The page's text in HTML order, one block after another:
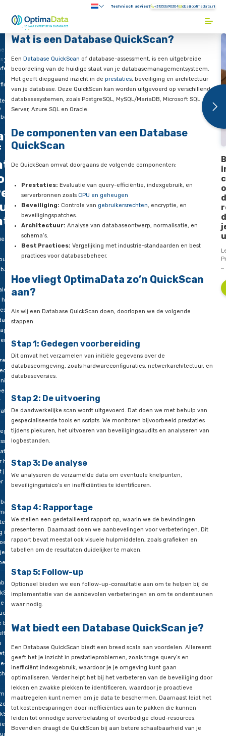
Terug naar de startpagina
Submenu:Technisch advies? +31353690304
het
hoe
dat
is en
EenDatabase QuickScanof database-assessment, is een
beoordeling van de huidige staat van je
Het geeft diepgaand inzicht in deprestaties, beveiliging en
van je database. Deze QuickScan kan worden uitgevoerd op
databasesystemen, zoals PostgreSQL, MySQL/MariaDB,
Server, Azure SQL en Oracle.
De componenten van een
QuickScan
De QuickScan omvat doorgaans de volgende componenten:
Evaluatie van query-efficiëntie,
serverbronnen zoalsCPU en geheugen
Beveiliging:Controle van
, encryptie,
Architectuur:Analyse van databaseontwerp,
schema’s.
practices voor databasebeheer.
Hoe vliegt OptimaData zo’n
aan?
stappen:
Stap 1: Gedegen voorbereiding
Dit omvat het verzamelen van initiële gegevens over de
databaseversies.
De daadwerkelijke scan wordt uitgevoerd. Dat doen we met
gespecialiseerde tools en scripts. We monitoren bijvoorbeeld
tijdens piekuren, het uitvoeren van beveiligingsaudits en
logbestanden.
Stap 3: De analyse
We analyseren de verzamelde data om eventuele
beveiligingsrisico’s en inefficiënties te identificeren.
Stap 4: Rapportage
We stellen een gedetailleerd rapport op, waarin we de
presenteren. Daarnaast doen we aanbevelingen voor
rapport bevat meestal ook visuele hulpmiddelen, zoals
tabellen om de resultaten duidelijker te maken.
Stap 5: Follow-up
Optioneel bieden we een follow-up-consultatie aan om te